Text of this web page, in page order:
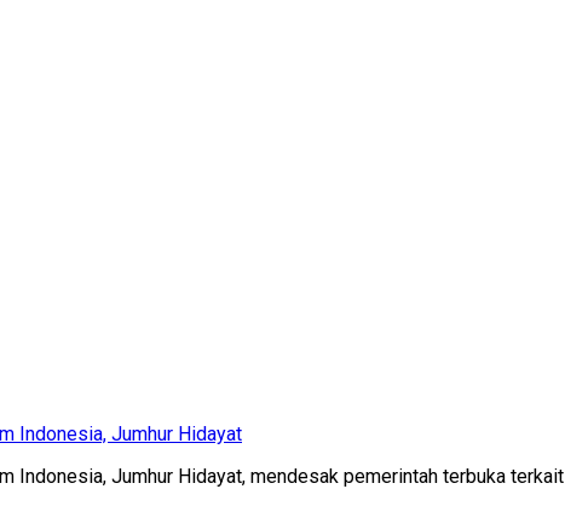
Indonesia, Jumhur Hidayat
Indonesia, Jumhur Hidayat, mendesak pemerintah terbuka terkait